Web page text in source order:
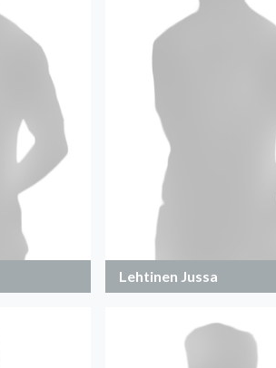
Lehtinen Jussa